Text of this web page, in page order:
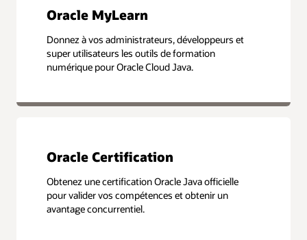
Oracle MyLearn
Donnez à vos administrateurs, développeurs et
super utilisateurs les outils de formation
numérique pour Oracle Cloud Java.
Oracle Certification
Obtenez une certification Oracle Java officielle
pour valider vos compétences et obtenir un
avantage concurrentiel.